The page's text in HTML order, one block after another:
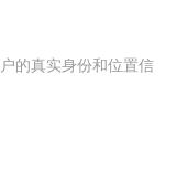
的真实身份和位置信